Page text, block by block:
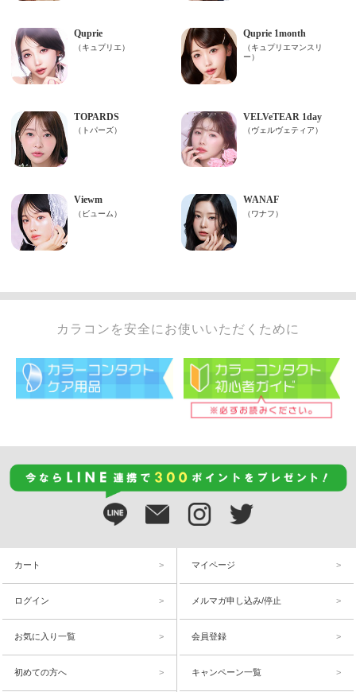
カラコンを安全にお使いいただくために
カート マイページ
ログイン メルマガ申し込み/停止
お気に入り一覧 会員登録
初めての方へ キャンペーン一覧